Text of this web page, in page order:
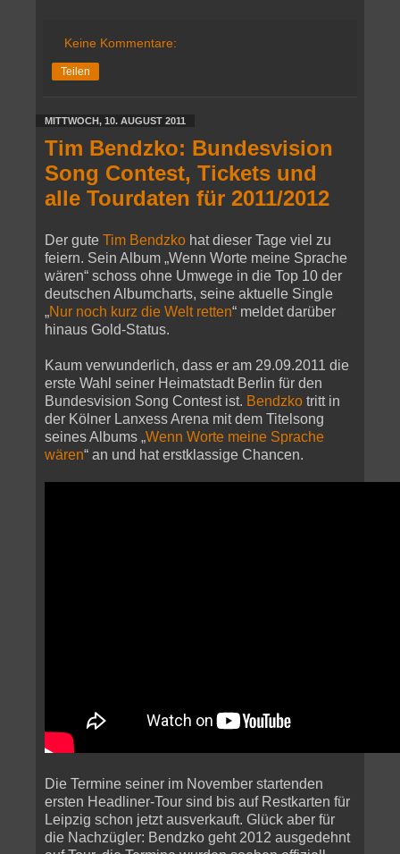
Keine Kommentare:
Teilen
MITTWOCH, 10. AUGUST 2011
Tim Bendzko: Bundesvision
Song Contest, Tickets und
alle Tourdaten für 2011/2012
Der gute Tim Bendzko hat dieser Tage viel zu
feiern. Sein Album „Wenn Worte meine Sprache
wären“ schoss ohne Umwege in die Top 10 der
deutschen Albumcharts, seine aktuelle Single
„Nur noch kurz die Welt retten“ meldet darüber
hinaus Gold-Status.
Kaum verwunderlich, dass er am 29.09.2011 die
erste Wahl seiner Heimatstadt Berlin für den
Bundesvision Song Contest ist. Bendzko tritt in
der Kölner Lanxess Arena mit dem Titelsong
seines Albums „Wenn Worte meine Sprache
wären“ an und hat erstklassige Chancen.
Die Termine seiner im November startenden
ersten Headliner-Tour sind bis auf Restkarten für
Leipzig schon jetzt ausverkauft. Glück aber für
die Nachzügler: Bendzko geht 2012 ausgedehnt